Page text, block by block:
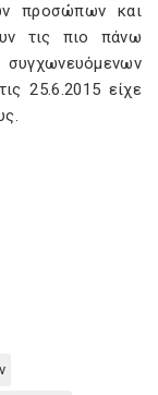
προσώπων και
τις πιο πάνω
25.6.2015 είχε